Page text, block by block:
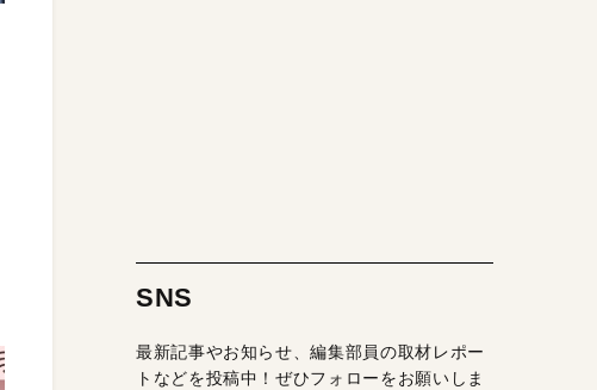
SNS
最新記事やお知らせ、編集部員の取材レポー
トなどを投稿中！ぜひフォローをお願いしま